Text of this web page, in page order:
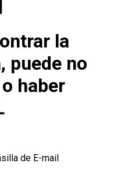
la
puede no
haber
de E-mail